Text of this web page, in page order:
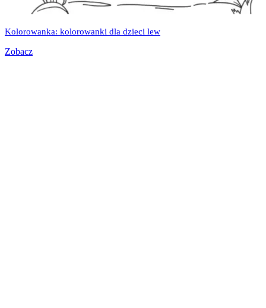
Kolorowanka: kolorowanki dla dzieci lew
Zobacz